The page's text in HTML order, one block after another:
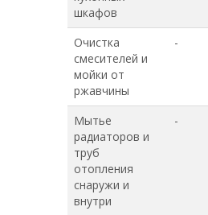
шкафов
Очистка
смесителей и
мойки от
ржавчины
-
Мытье
радиаторов и
труб
отопления
снаружи и
внутри
-